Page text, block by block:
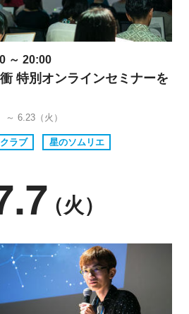
～ 20:00
特別オンラインセミナーを
6.23（火）
ラブ 星のソムリエ
（火）